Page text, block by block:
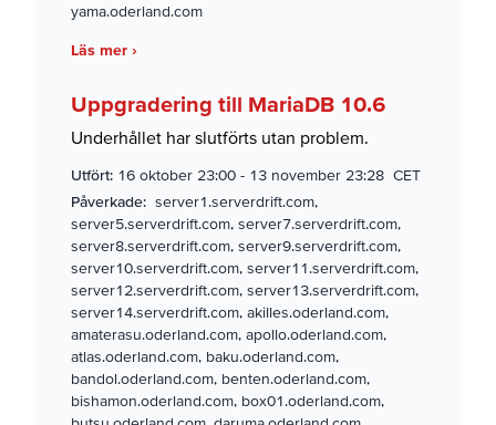
yama.oderland.com
Läs mer ›
Uppgradering till MariaDB 10.6
Underhållet har slutförts utan problem.
Utfört: 16 oktober 23:00 - 13 november 23:28 CET
Påverkade: server1.serverdrift.com,
server5.serverdrift.com, server7.serverdrift.com,
server8.serverdrift.com, server9.serverdrift.com,
server10.serverdrift.com, server11.serverdrift.com,
server12.serverdrift.com, server13.serverdrift.com,
server14.serverdrift.com, akilles.oderland.com,
amaterasu.oderland.com, apollo.oderland.com,
atlas.oderland.com, baku.oderland.com,
bandol.oderland.com, benten.oderland.com,
bishamon.oderland.com, box01.oderland.com,